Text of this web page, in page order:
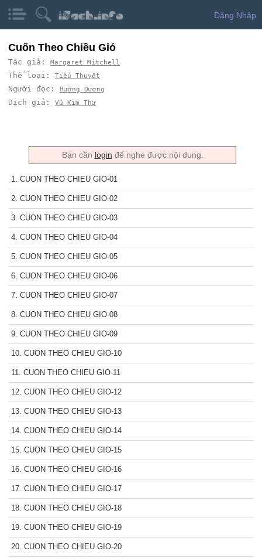
Đăng Nhập
Cuốn Theo Chiều Gió
Tác giả: Margaret Mitchell
Thể loại: Tiểu Thuyết
Người đọc: Hướng Dương
Dịch giả: Vũ Kim Thư
Bạn cần login để nghe được nội dung.
1. CUON THEO CHIEU GIO-01
2. CUON THEO CHIEU GIO-02
3. CUON THEO CHIEU GIO-03
4. CUON THEO CHIEU GIO-04
5. CUON THEO CHIEU GIO-05
6. CUON THEO CHIEU GIO-06
7. CUON THEO CHIEU GIO-07
8. CUON THEO CHIEU GIO-08
9. CUON THEO CHIEU GIO-09
10. CUON THEO CHIEU GIO-10
11. CUON THEO CHIEU GIO-11
12. CUON THEO CHIEU GIO-12
13. CUON THEO CHIEU GIO-13
14. CUON THEO CHIEU GIO-14
15. CUON THEO CHIEU GIO-15
16. CUON THEO CHIEU GIO-16
17. CUON THEO CHIEU GIO-17
18. CUON THEO CHIEU GIO-18
19. CUON THEO CHIEU GIO-19
20. CUON THEO CHIEU GIO-20